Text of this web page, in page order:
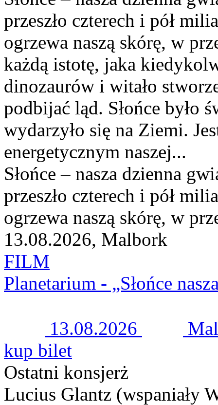
przeszło czterech i pół
ogrzewa naszą skórę, w
każdą istotę, jaka
dinozaurów i witało
podbijać ląd. Słońce było
wydarzyło się na Ziemi.
energetycznym naszej...
Słońce – nasza dzienna
przeszło czterech i pół
ogrzewa naszą skórę, w
13.08.2026, Malbork
FILM
Planetarium - „Słońce
13.08.2026
kup bilet
Ostatni konsjerż
Lucius Glantz (wspaniały